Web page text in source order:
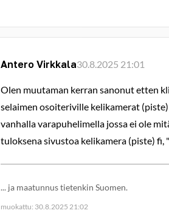
Antero Virkkala30.8.2025 21:01
Olen muutaman kerran sanonut etten
selaimen osoiteriville kelikamerat
vanhalla varapuhelimella jossa ei ole
tuloksena sivustoa kelikamera (piste) fi,
... ja maatunnus tietenkin Suomen.
muokattu: 30.8.2025 21:02